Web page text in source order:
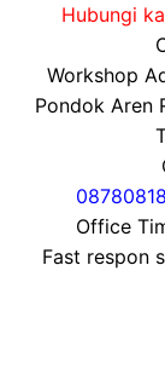
Hubungi
Workshop
Pondok Aren
Office
Fast respon